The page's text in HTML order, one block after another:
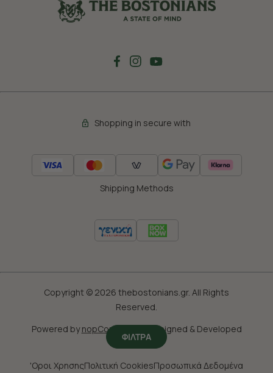
ΦΙΛΤΡΑ
Shopping in secure with
Shipping Methods
Copyright © 2026 thebostonians.gr. All Rights
Reserved.
Powered bynopCommerce
Designed & Developed
bySLEED
'Οροι ΧρησηςΠολιτική CookiesΠροσωπικά Δεδομένα